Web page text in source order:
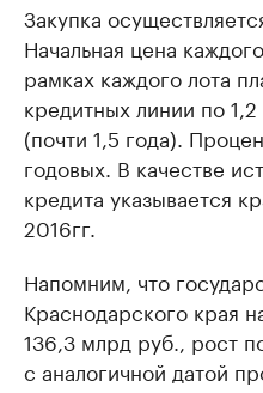
Закупка
Начальная цена
рамках каждого лота
кредитных линии по
(почти 1,5 года).
годовых. В качестве
кредита указывается
2016гг.
Напомним, что
Краснодарского края
136,3 млрд руб., рост
с аналогичной датой